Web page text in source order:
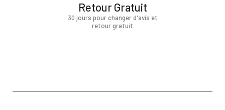
Retour Gratuit
30 jours pour changer d'avis et
retour gratuit